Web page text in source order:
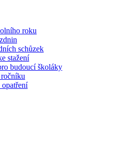
roku
schůzek
stažení
budoucí školáky